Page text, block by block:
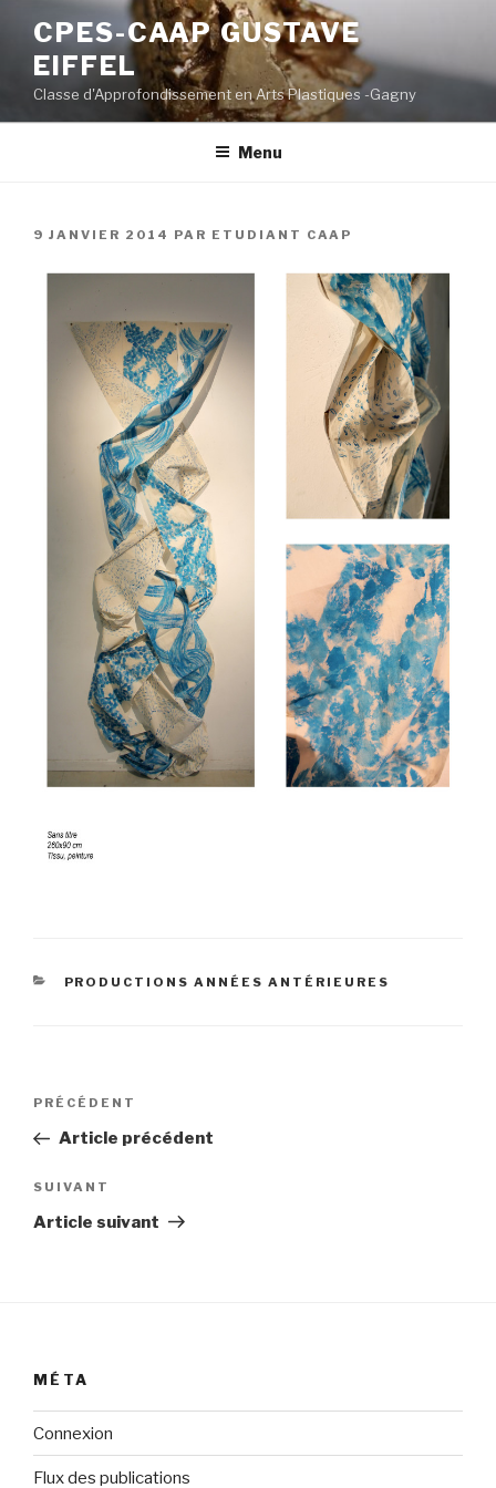
contenu
principal
CPES-CAAP GUSTAVE
EIFFEL
Classe d'Approfondissement en Arts Plastiques -Gagny
Menu
PUBLIÉ
9 JANVIER 2014 PAR ETUDIANT CAAP
CATÉGORIES
PRODUCTIONS ANNÉES ANTÉRIEURES
Navigation
l’article
Article
précédent
PRÉCÉDENT
Article précédent
Article
suivant
SUIVANT
Article suivant
MÉTA
Connexion
Flux des publications